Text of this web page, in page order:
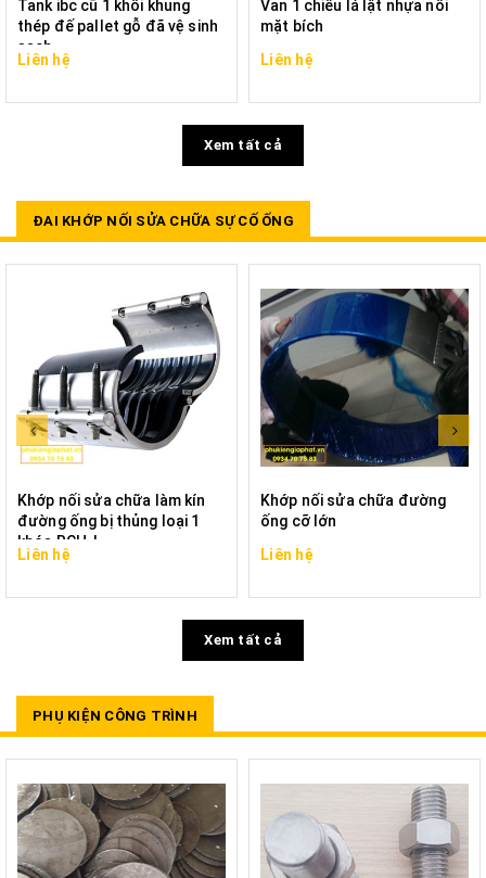
Tank ibc cũ 1 khối khung
thép đế pallet gỗ đã vệ sinh
sạch
Liên hệ
Van 1 chiều lá lật nhựa nối
mặt bích
Liên hệ
Xem tất cả
ĐAI KHỚP NỐI SỬA CHỮA SỰ CỐ ỐNG
Khớp nối sửa chữa làm kín
đường ống bị thủng loại 1
khóa RCH-L
Liên hệ
Khớp nối sửa chữa đường
ống cỡ lớn
Liên hệ
Xem tất cả
PHỤ KIỆN CÔNG TRÌNH